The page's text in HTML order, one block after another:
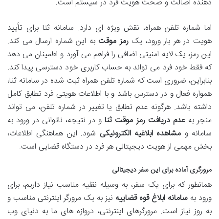
اما شماره تلفن همراه، نقش ویژه ای دارد. سامانه ثنا برای تأیید
هویت در هر بار ورود، یکرمز موقت به این شماره ارسال می کند.
این رمز، یک لایه امنیتی اضافی را فراهم می آورد و اطمینان می دهد
که فقط خود فرد می تواند به حساب کاربری خود دسترسی پیدا کند.
بنابراین، ضروری است که شماره تلفن همراه ثبت شده در سامانه ثنا،
همواره فعال و در دسترس باشد و با اطلاعات هویتی فرد تطابق کامل
داشته باشد. هرگونه عدم تطابق یا تغییر در شماره تلفن، می تواند
منجر بهعدم دریافت رمز موقت ثناو در نتیجه، ناتوانی در ورود به
سامانه و مشاهده ابلاغیه الکترونیکی شود. این هماهنگی اطلاعات،
بخش مهمی از هویت دیجیتالی هر فرد در دستگاه قضایی است.
مرورگری آماده برای این سفر دیجیتالی
همانطور که برای یک سفر، به وسیله نقلیه مناسب نیاز داریم، برای
ورود به سامانه ابلاغ قوه قضاییه نیز به یک مرورگر اینترنتی مناسب و
به روز نیاز است. مرورگرهای اینترنتی، دروازه های ما به دنیای وب